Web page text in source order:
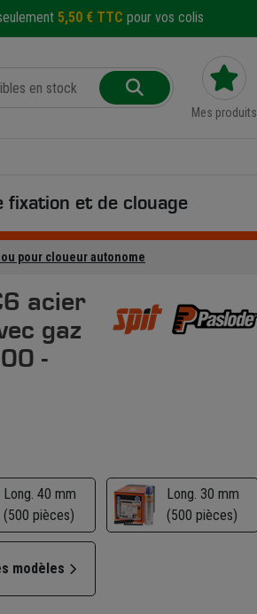
5,50 € TTC pour vos colis
Mes produits
fixation et de clouage
pour cloueur autonome
acier
gaz
-
Long. 40 mm
(500 pièces)
Long. 30 mm
(500 pièces)
modèles